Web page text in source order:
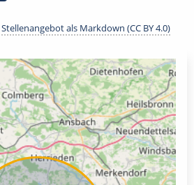
Stellenangebot als Markdown (CC BY 4.0)